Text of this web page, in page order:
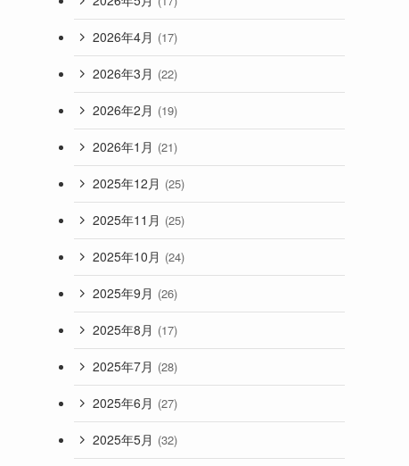
2026年4月 (17)
2026年3月 (22)
2026年2月 (19)
2026年1月 (21)
2025年12月 (25)
2025年11月 (25)
2025年10月 (24)
2025年9月 (26)
2025年8月 (17)
2025年7月 (28)
2025年6月 (27)
2025年5月 (32)